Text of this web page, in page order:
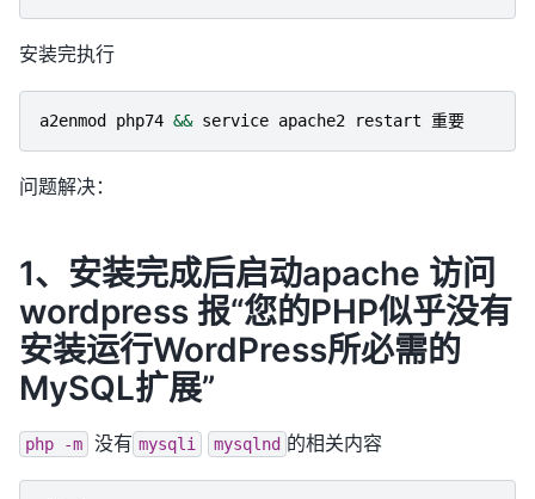
安装完执行
a2enmod php74 && service apache2 restart 重要
问题解决：
1、安装完成后启动apache 访问
wordpress 报“您的PHP似乎没有
安装运行WordPress所必需的
MySQL扩展”
php -m 没有 mysqli mysqlnd 的相关内容